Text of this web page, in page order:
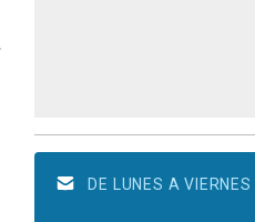
DE LUNES A VIERNES